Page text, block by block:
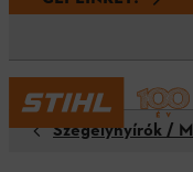
Szegélynyírók /